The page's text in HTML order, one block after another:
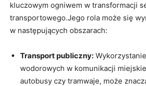
kluczowym⁤ ogniwem ‌w transformacji
transportowego.Jego ⁢rola może ‌się
w następujących obszarach:
Transport⁣ publiczny:
wodorowych w komunikacji⁣
autobusy czy tramwaje, może